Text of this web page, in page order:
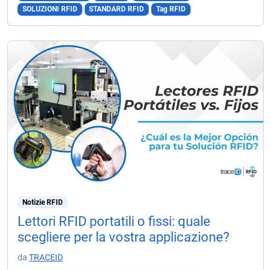
SOLUZIONI RFID
STANDARD RFID Tag RFID
Notizie RFID
Lettori RFID portatili o fissi: quale
scegliere per la vostra applicazione?
da TRACEID